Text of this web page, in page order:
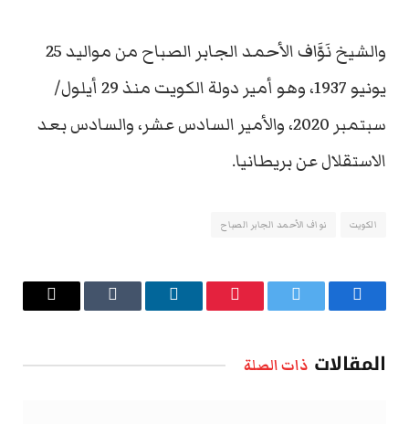
والشيخ نَوَّاف الأحمد الجابر الصباح من مواليد 25
يونيو 1937، وهو أمير دولة الكويت منذ 29 أيلول/
سبتمبر 2020، والأمير السادس عشر، والسادس بعد
الاستقلال عن بريطانيا.
الكويت نواف الأحمد الجابر الصباح
فيسبوك تويتر بينتيريستلينكدإن Tumblr
البريد
المقالات ذات الصلة